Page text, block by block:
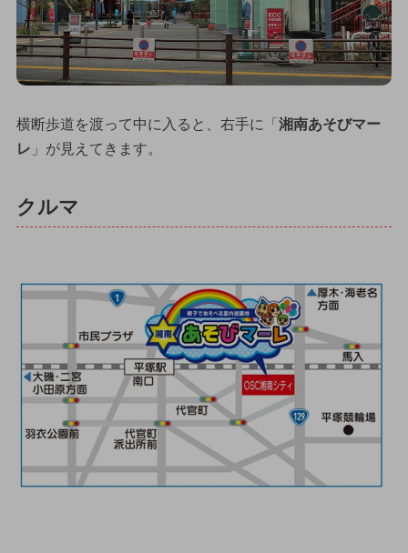
横断歩道を渡って中に入ると、右手に「 湘南あそびマー
レ 」が見えてきます。
クルマ